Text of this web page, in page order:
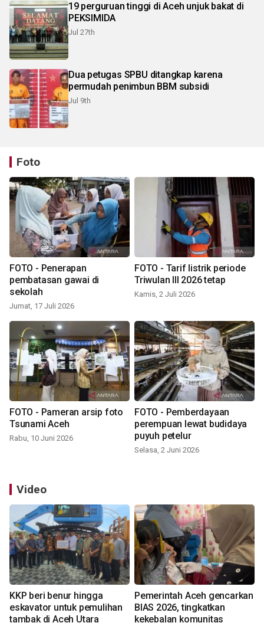
19 perguruan tinggi di Aceh unjuk bakat di
PEKSIMIDA
Jul 27th
Dua petugas SPBU ditangkap karena
permudah penimbun BBM subsidi
Jul 9th
Foto
FOTO - Penerapan
pembatasan gawai di
sekolah
Jumat, 17 Juli 2026
FOTO - Tarif listrik periode
Triwulan III 2026 tetap
Kamis, 2 Juli 2026
FOTO - Pameran arsip foto
Tsunami Aceh
Rabu, 10 Juni 2026
FOTO - Pemberdayaan
perempuan lewat budidaya
puyuh petelur
Selasa, 2 Juni 2026
Video
KKP beri benur hingga
eskavator untuk pemulihan
tambak di Aceh Utara
Pemerintah Aceh gencarkan
BIAS 2026, tingkatkan
kekebalan komunitas